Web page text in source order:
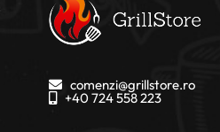
comenzi@grillstore.ro
+40 724 558 223